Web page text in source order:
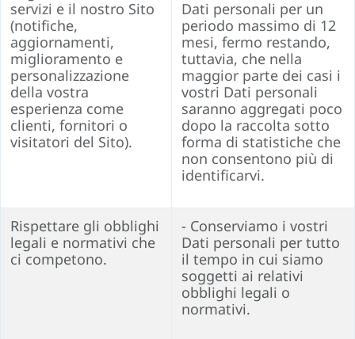
servizi e il nostro Sito
(notifiche,
aggiornamenti,
miglioramento e
personalizzazione
della vostra
esperienza come
clienti, fornitori o
visitatori del Sito).
Dati personali per un
periodo massimo di 12
mesi, fermo restando,
tuttavia, che nella
maggior parte dei casi i
vostri Dati personali
saranno aggregati poco
dopo la raccolta sotto
forma di statistiche che
non consentono più di
identificarvi.
Rispettare gli obblighi
legali e normativi che
ci competono.
- Conserviamo i vostri
Dati personali per tutto
il tempo in cui siamo
soggetti ai relativi
obblighi legali o
normativi.